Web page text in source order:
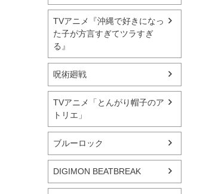
TVアニメ『沖縄で好きになっ
た子が方言すぎてツラすぎ
る』
呪術廻戦
TVアニメ「とんがり帽子のア
トリエ」
ブルーロック
DIGIMON BEATBREAK